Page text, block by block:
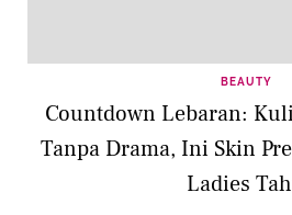
BEAUTY
Countdown Lebaran:
Tanpa Drama, Ini Skin
Ladies